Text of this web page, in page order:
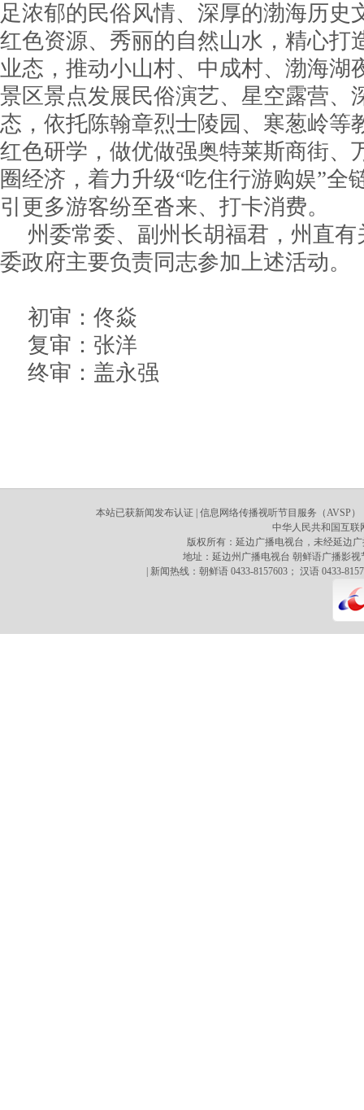
足浓郁的民俗风情、深厚的渤海历史
红色资源、秀丽的自然山水，精心打
业态，推动小山村、中成村、渤海湖
景区景点发展民俗演艺、星空露营、
态，依托陈翰章烈士陵园、寒葱岭等
红色研学，做优做强奥特莱斯商街、
圈经济，着力升级“吃住行游购娱”全
引更多游客纷至沓来、打卡消费。
州委常委、副州长胡福君，州直
委政府主要负责同志参加上述活动。
初审：佟焱
复审：张洋
终审：盖永强
本站已获新闻发布认证 | 信息网络传播视听节目服务（AVSP）
中华人民共和国互联
版权所有：延边广播电视台，未经延边
地址：延边州广播电视台 朝鲜语广播影视
| 新闻热线：朝鲜语 0433-8157603； 汉语 0433-